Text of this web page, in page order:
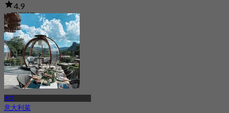
4.9
6 已預訂
起฿ 487.5
考艾
意大利菜